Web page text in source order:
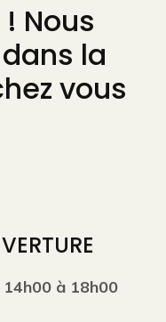
Nous
la
vous
à 18h00